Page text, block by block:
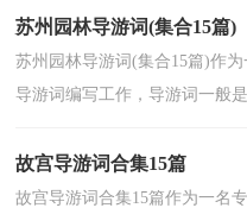
苏州园林导游词(集合15篇)
苏州园林导游词(集合15篇)作
导游词编写工作，导游词一般
故宫导游词合集15篇
故宫导游词合集15篇作为一名